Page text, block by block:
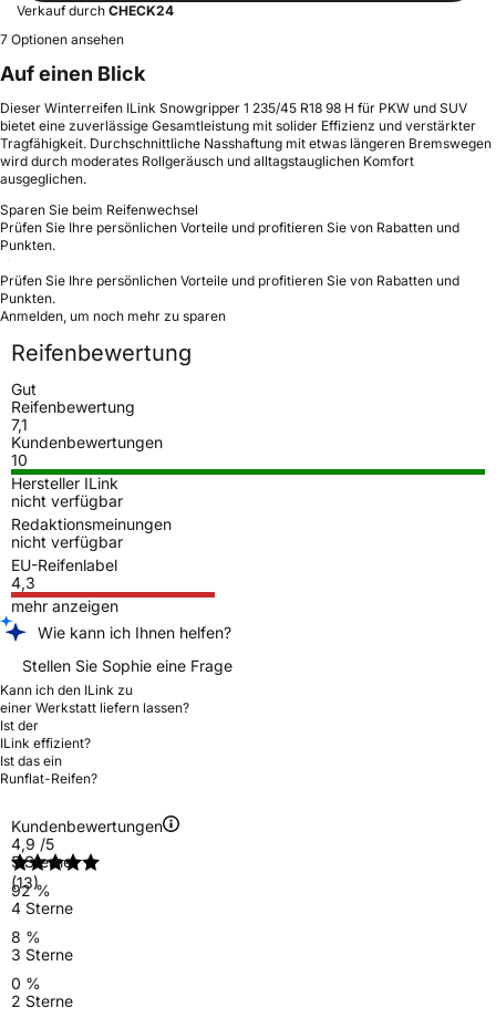
Verkauf durch CHECK24
7 Optionen ansehen
Auf einen Blick
Dieser Winterreifen ILink Snowgripper 1 235/45 R18 98 H für PKW und SUV
bietet eine zuverlässige Gesamtleistung mit solider Effizienz und verstärkter
Tragfähigkeit. Durchschnittliche Nasshaftung mit etwas längeren Bremswegen
wird durch moderates Rollgeräusch und alltagstauglichen Komfort
ausgeglichen.
Sparen Sie beim Reifenwechsel
Prüfen Sie Ihre persönlichen Vorteile und profitieren Sie von Rabatten und
Punkten.
Prüfen Sie Ihre persönlichen Vorteile und profitieren Sie von Rabatten und
Punkten.
Anmelden, um noch mehr zu sparen
Reifenbewertung
Gut
Reifenbewertung
7,1
Kundenbewertungen
10
Hersteller ILink
nicht verfügbar
Redaktionsmeinungen
nicht verfügbar
EU-Reifenlabel
4,3
mehr anzeigen
Wie kann ich Ihnen helfen?
Stellen Sie Sophie eine Frage
Kann ich den ILink zu
einer Werkstatt liefern lassen?
Ist der
ILink effizient?
Ist das ein
Runflat-Reifen?
Kundenbewertungen
4,9 /5
(13)
5 Sterne
92 %
4 Sterne
8 %
3 Sterne
0 %
2 Sterne